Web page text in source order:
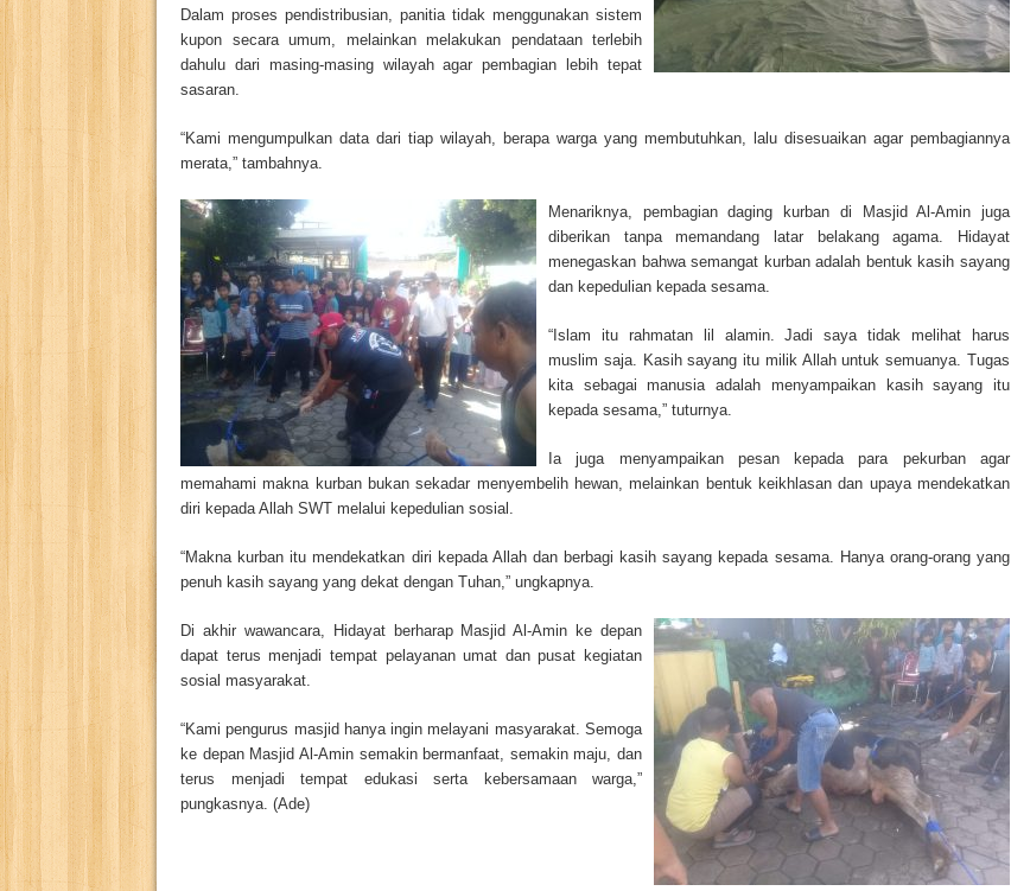
Dalam proses pendistribusian, panitia tidak menggunakan sistem
kupon secara umum, melainkan melakukan pendataan terlebih
dahulu dari masing-masing wilayah agar pembagian lebih tepat
sasaran.
“Kami mengumpulkan data dari tiap wilayah, berapa warga yang membutuhkan, lalu disesuaikan agar pembagiannya
merata,” tambahnya.
Menariknya, pembagian daging kurban di Masjid Al-Amin juga
diberikan tanpa memandang latar belakang agama. Hidayat
menegaskan bahwa semangat kurban adalah bentuk kasih sayang
dan kepedulian kepada sesama.
“Islam itu rahmatan lil alamin. Jadi saya tidak melihat harus
muslim saja. Kasih sayang itu milik Allah untuk semuanya. Tugas
kita sebagai manusia adalah menyampaikan kasih sayang itu
kepada sesama,” tuturnya.
Ia juga menyampaikan pesan kepada para pekurban agar
memahami makna kurban bukan sekadar menyembelih hewan, melainkan bentuk keikhlasan dan upaya mendekatkan
diri kepada Allah SWT melalui kepedulian sosial.
“Makna kurban itu mendekatkan diri kepada Allah dan berbagi kasih sayang kepada sesama. Hanya orang-orang yang
penuh kasih sayang yang dekat dengan Tuhan,” ungkapnya.
Di akhir wawancara, Hidayat berharap Masjid Al-Amin ke depan
dapat terus menjadi tempat pelayanan umat dan pusat kegiatan
sosial masyarakat.
“Kami pengurus masjid hanya ingin melayani masyarakat. Semoga
ke depan Masjid Al-Amin semakin bermanfaat, semakin maju, dan
terus menjadi tempat edukasi serta kebersamaan warga,”
pungkasnya. (Ade)